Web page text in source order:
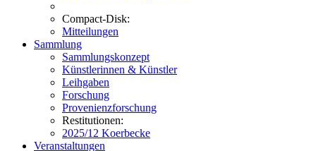
Compact-Disk:
Mitteilungen
Sammlung
Sammlungskonzept
Künstlerinnen & Künstler
Leihgaben
Forschung
Provenienzforschung
Restitutionen:
2025/12 Koerbecke
Veranstaltungen